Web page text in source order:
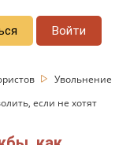
Войти
Увольнение
если не хотят